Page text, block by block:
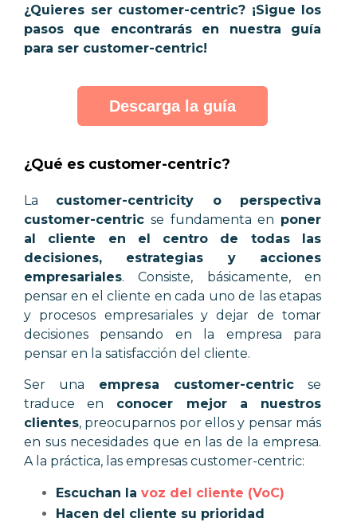
¿Quieres ser customer-centric? ¡Sigue los
pasos que encontrarás en nuestra guía
para ser customer-centric!
Descarga la guía
¿Qué es customer-centric?
La customer-centricity o perspectiva
customer-centric se fundamenta en poner
al cliente en el centro de todas las
decisiones, estrategias y acciones
empresariales. Consiste, básicamente, en
pensar en el cliente en cada uno de las etapas
y procesos empresariales y dejar de tomar
decisiones pensando en la empresa para
pensar en la satisfacción del cliente.
Ser una empresa customer-centric se
traduce en conocer mejor a nuestros
clientes, preocuparnos por ellos y pensar más
en sus necesidades que en las de la empresa.
A la práctica, las empresas customer-centric:
Escuchan la voz del cliente (VoC)
Hacen del cliente su prioridad